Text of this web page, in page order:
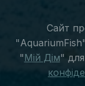
Сайт
"Мій Дім" для